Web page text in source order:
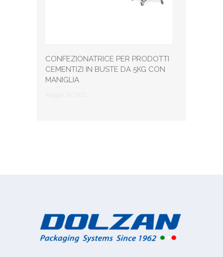
CONFEZIONATRICE PER PRODOTTI
CEMENTIZI IN BUSTE DA 5KG CON
MANIGLIA